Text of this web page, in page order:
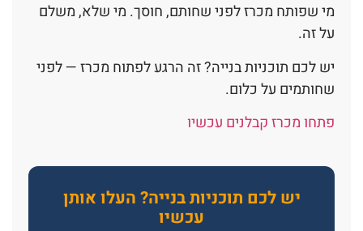
מי שפותח מכרז לפני שחותם, חוסך. מי שלא, משלם
על זה.
יש לכם תוכניות בנייה? זה הרגע לפתוח מכרז — לפני
שחותמים על כלום.
פתחו מכרז קבלנים עכשיו
יש לכם תוכניות בנייה? העלו אותן
עכשיו